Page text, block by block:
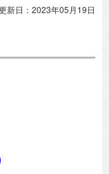
新日：2023年05月19日